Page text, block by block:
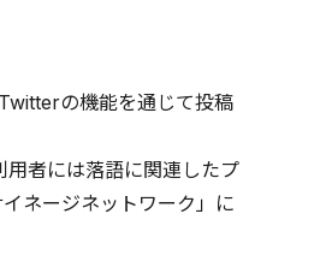
の機能を通じて投稿
者には落語に関連したプ
ネージネットワーク」に